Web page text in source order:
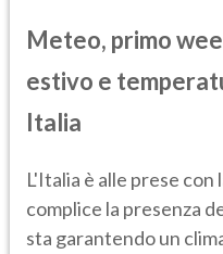
Meteo, primo
estivo e
Italia
L'Italia è alle prese con
complice la presenza
sta garantendo un